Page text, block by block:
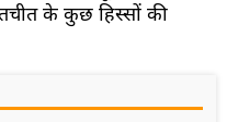
के कुछ हिस्सों की